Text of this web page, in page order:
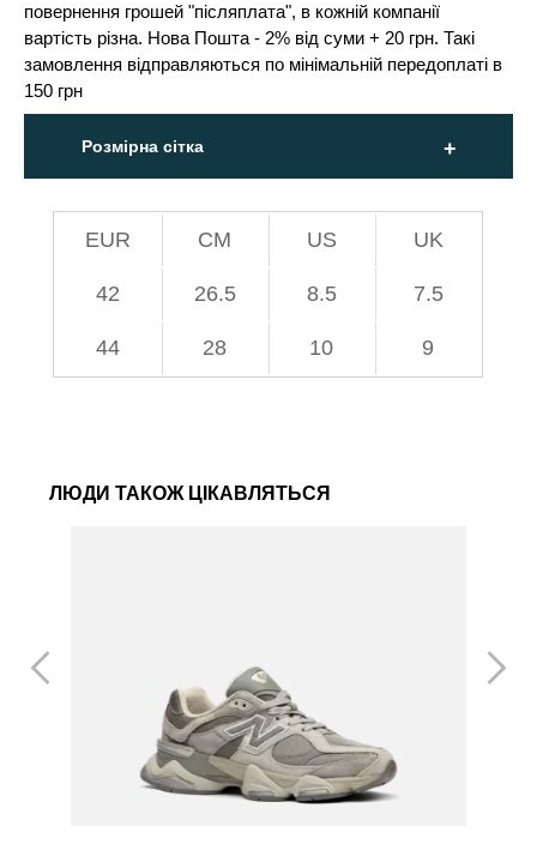
повернення грошей "післяплата", в кожній компанії
вартість різна. Нова Пошта - 2% від суми + 20 грн. Такі
замовлення відправляються по мінімальній передоплаті в
150 грн
Розмірна сітка
EUR СМ US UK
42 26.5 8.5 7.5
44 28 10 9
ЛЮДИ ТАКОЖ ЦІКАВЛЯТЬСЯ